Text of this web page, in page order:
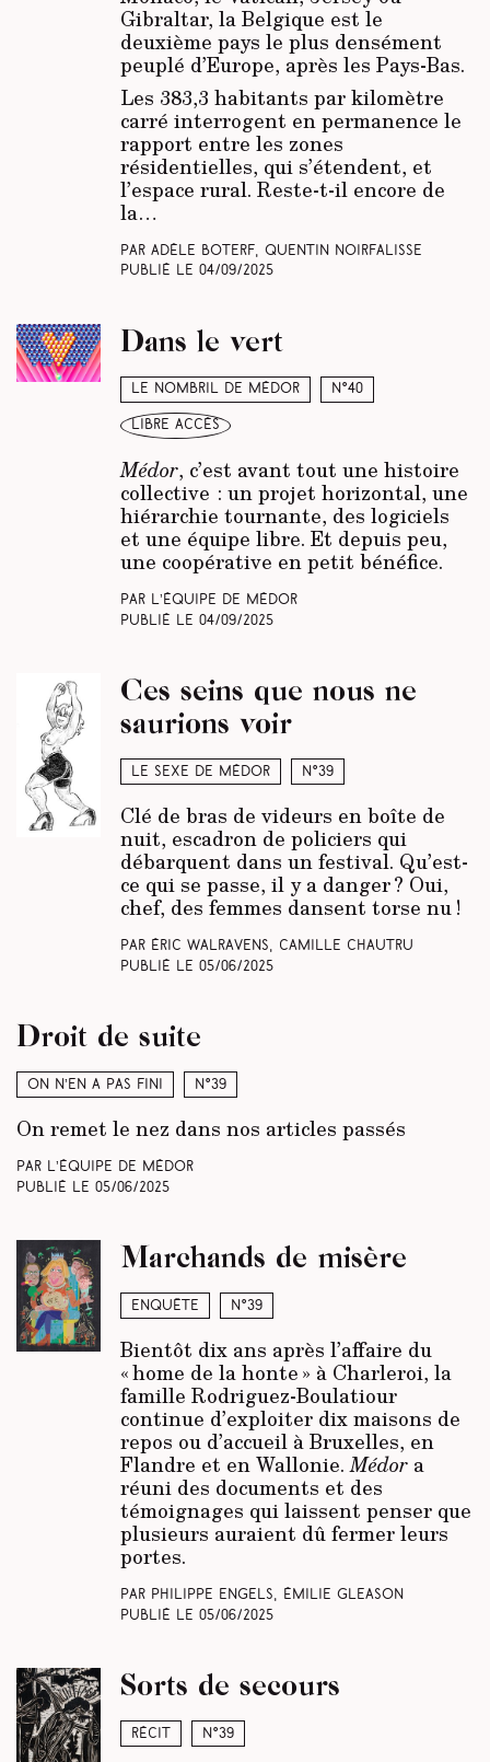
Gibraltar, la Belgique est le
deuxième pays le plus densément
peuplé d’Europe, après les Pays-Bas.
Les 383,3 habitants par kilomètre
carré interrogent en permanence le
rapport entre les zones
résidentielles, qui s’étendent, et
l’espace rural. Reste-t-il encore de
la…
Par Adèle Boterf, Quentin Noirfalisse
Publié le 04/09/2025
Le nombril de Médor N°40
libre accès
Dans le vert
Médor, c’est avant tout une histoire
collective : un projet horizontal, une
hiérarchie tournante, des logiciels
et une équipe libre. Et depuis peu,
une coopérative en petit bénéfice.
Par L’équipe de Médor
Publié le 04/09/2025
Le sexe de Médor N°39
Ces seins que nous ne
saurions voir
Clé de bras de videurs en boîte de
nuit, escadron de policiers qui
débarquent dans un festival. Qu’est-
ce qui se passe, il y a danger ? Oui,
chef, des femmes dansent torse nu !
Par Éric Walravens, Camille Chautru
Publié le 05/06/2025
On n’en a pas fini N°39
Droit de suite
On remet le nez dans nos articles passés
Par L’équipe de Médor
Publié le 05/06/2025
Enquête N°39
Marchands de misère
Bientôt dix ans après l’affaire du
« home de la honte » à Charleroi, la
famille Rodriguez-Boulatiour
continue d’exploiter dix maisons de
repos ou d’accueil à Bruxelles, en
Flandre et en Wallonie.Médora
réuni des documents et des
témoignages qui laissent penser que
plusieurs auraient dû fermer leurs
portes.
Par Philippe Engels, Émilie Gleason
Publié le 05/06/2025
Récit N°39
Sorts de secours